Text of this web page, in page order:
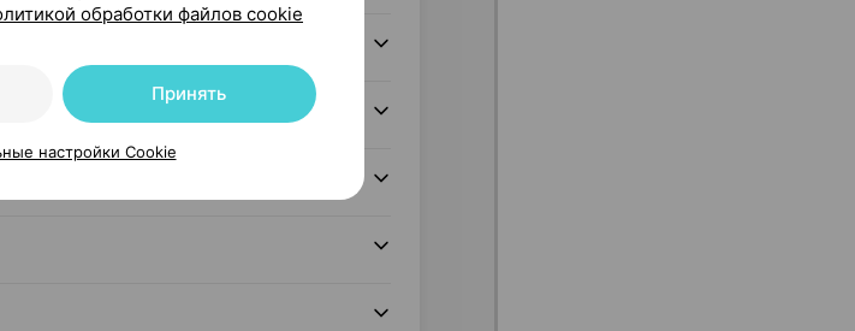
обработки файлов cookie
Принять
настройки Cookie